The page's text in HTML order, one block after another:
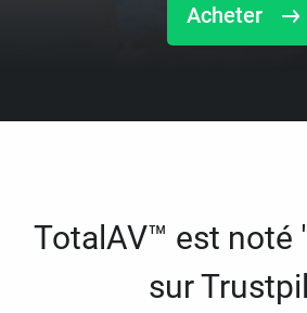
Acheter
TotalAV™ est noté
sur